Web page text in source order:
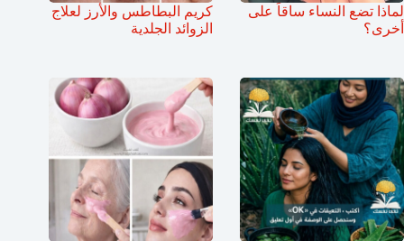
لماذا تضع النساء ساقاً على
أخرى؟
كريم البطاطس والأرز لعلاج
الزوائد الجلدية